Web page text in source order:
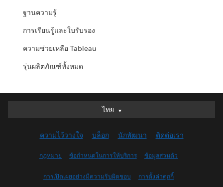
ฐานความรู้
การเรียนรู้และใบรับรอง
ความช่วยเหลือ Tableau
รุ่นผลิตภัณฑ์ทั้งหมด
ไทย
ไทย
English (UK)
English (US)
Français (Canada)
ความไว้วางใจ บล็อก นักพัฒนา ติดต่อเรา
กฎหมาย ข้อกำหนดในการให้บริการ ข้อมูลส่วนตัว
การเปิดเผยอย่างมีความรับผิดชอบ การตั้งค่าคุกกี้